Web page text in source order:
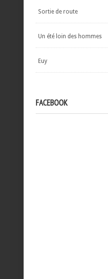
Sortie de route
Un été loin des hommes
Euy
FACEBOOK